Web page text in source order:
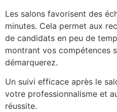
Les salons favorisent des
minutes. Cela permet aux
de candidats en peu de
montrant vos compétences
démarquerez.
Un suivi efficace après le
votre professionnalisme et
réussite.